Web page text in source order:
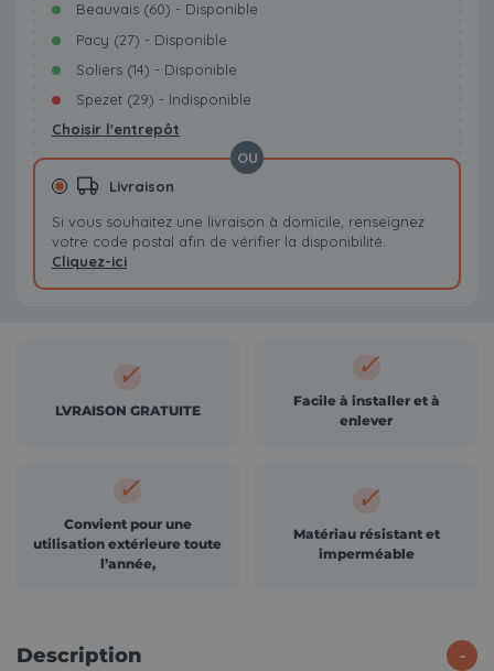
Beauvais (60) - Disponible
Pacy (27) - Disponible
Soliers (14) - Disponible
Spezet (29) - Indisponible
Choisir l'entrepôt
OU
Livraison
Si vous souhaitez une livraison à domicile, renseignez
votre code postal afin de vérifier la disponibilité.
Cliquez-ici
✓
LVRAISON GRATUITE
✓
Facile à installer et à
enlever
✓
Convient pour une
utilisation extérieure toute
l’année,
✓
Matériau résistant et
imperméable
Description